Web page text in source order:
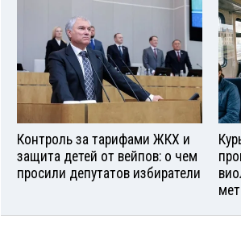
Контроль за тарифами ЖКХ и
защита детей от вейпов: о чем
просили депутатов избиратели